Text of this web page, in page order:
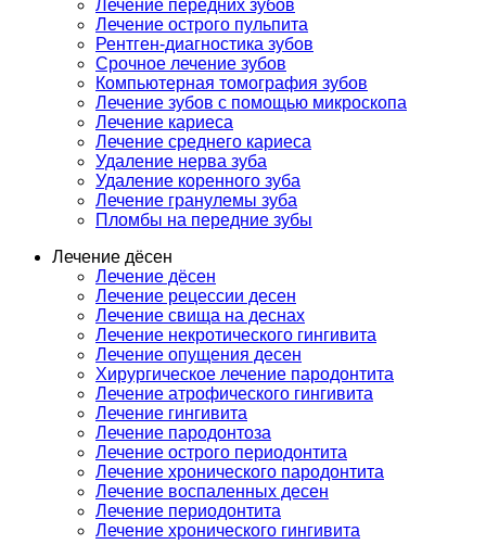
Лечение передних зубов
Лечение острого пульпита
Рентген-диагностика зубов
Срочное лечение зубов
Компьютерная томография зубов
Лечение зубов с помощью микроскопа
Лечение кариеса
Лечение среднего кариеса
Удаление нерва зуба
Удаление коренного зуба
Лечение гранулемы зуба
Пломбы на передние зубы
Лечение дёсен
Лечение дёсен
Лечение рецессии десен
Лечение свища на деснах
Лечение некротического гингивита
Лечение опущения десен
Хирургическое лечение пародонтита
Лечение атрофического гингивита
Лечение гингивита
Лечение пародонтоза
Лечение острого периодонтита
Лечение хронического пародонтита
Лечение воспаленных десен
Лечение периодонтита
Лечение хронического гингивита